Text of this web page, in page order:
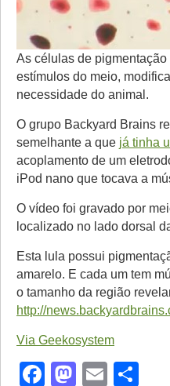
As células de
estímulos do meio,
necessidade do animal.
O grupo Backyard Brains
semelhante a que já tinha
acoplamento de um
iPod nano que tocava a
O vídeo foi gravado por
localizado no lado dorsal
Esta lula possui
amarelo. E cada um tem
o tamanho da região
http://
Via Geekosystem
Facebook
Email